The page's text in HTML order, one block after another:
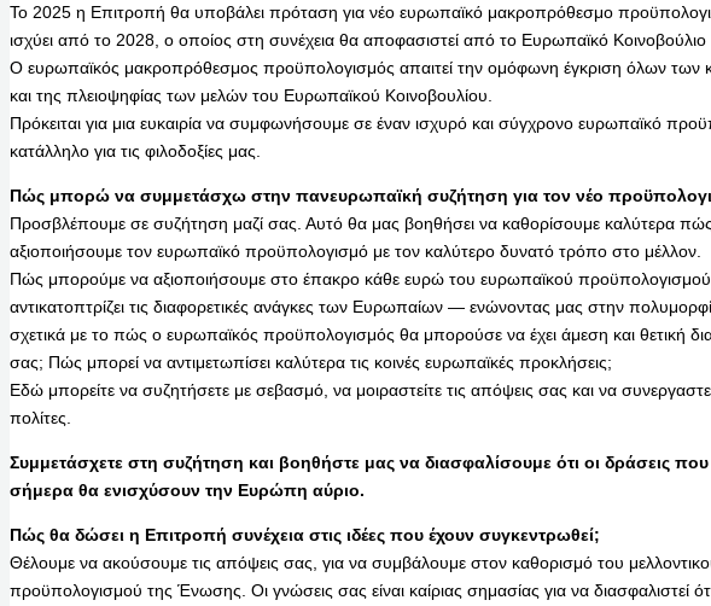
Το 2025 η Επιτροπή θα υποβάλει πρόταση για νέο ευρωπαϊκό μακροπρόθεσμο
ισχύει από το 2028, ο οποίος στη συνέχεια θα αποφασιστεί από το Ευρωπαϊκό Κοινοβούλιο
Ο ευρωπαϊκός μακροπρόθεσμος προϋπολογισμός απαιτεί την ομόφωνη έγκριση όλων των
και της πλειοψηφίας των μελών του Ευρωπαϊκού Κοινοβουλίου.
Πρόκειται για μια ευκαιρία να συμφωνήσουμε σε έναν ισχυρό και σύγχρονο ευρωπαϊκό
κατάλληλο για τις φιλοδοξίες μας.
Πώς μπορώ να συμμετάσχω στην πανευρωπαϊκή συζήτηση για τον νέο
Προσβλέπουμε σε συζήτηση μαζί σας. Αυτό θα μας βοηθήσει να καθορίσουμε καλύτερα
αξιοποιήσουμε τον ευρωπαϊκό προϋπολογισμό με τον καλύτερο δυνατό τρόπο στο μέλλον.
Πώς μπορούμε να αξιοποιήσουμε στο έπακρο κάθε ευρώ του ευρωπαϊκού
αντικατοπτρίζει τις διαφορετικές ανάγκες των Ευρωπαίων — ενώνοντας μας στην
σχετικά με το πώς ο ευρωπαϊκός προϋπολογισμός θα μπορούσε να έχει άμεση και θετική
σας; Πώς μπορεί να αντιμετωπίσει καλύτερα τις κοινές ευρωπαϊκές προκλήσεις;
Εδώ μπορείτε να συζητήσετε με σεβασμό, να μοιραστείτε τις απόψεις σας και να
πολίτες.
Συμμετάσχετε στη συζήτηση και βοηθήστε μας να διασφαλίσουμε ότι οι δράσεις
σήμερα θα ενισχύσουν την Ευρώπη αύριο.
Πώς θα δώσει η Επιτροπή συνέχεια στις ιδέες που έχουν συγκεντρωθεί;
Θέλουμε να ακούσουμε τις απόψεις σας, για να συμβάλουμε στον καθορισμό του
προϋπολογισμού της Ένωσης. Οι γνώσεις σας είναι καίριας σημασίας για να διασφαλιστεί